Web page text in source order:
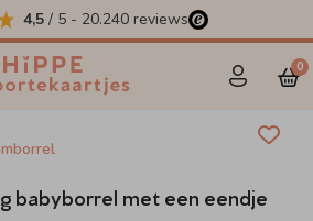
4,5 / 5 - 20.240 reviews
0
babyborrel met een eendje